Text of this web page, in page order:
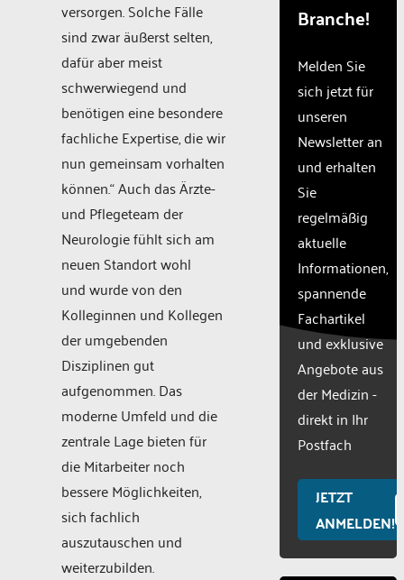
versorgen. Solche Fälle
sind zwar äußerst selten,
dafür aber meist
schwerwiegend und
benötigen eine besondere
fachliche Expertise, die wir
nun gemeinsam vorhalten
können.“ Auch das Ärzte-
und Pflegeteam der
Neurologie fühlt sich am
neuen Standort wohl
und wurde von den
Kolleginnen und Kollegen
der umgebenden
Disziplinen gut
aufgenommen. Das
moderne Umfeld und die
zentrale Lage bieten für
die Mitarbeiter noch
bessere Möglichkeiten,
sich fachlich
auszutauschen und
weiterzubilden.
website
owner
setup the
site with
to add
this
content
technologies
used.
by
Consent
Platform
Branche!
Melden Sie
sich jetzt für
unseren
Newsletter an
und erhalten
Sie
regelmäßig
aktuelle
Informationen,
spannende
Fachartikel
und exklusive
Angebote aus
der Medizin -
direkt in Ihr
Postfach
JETZT
ANMELDEN!